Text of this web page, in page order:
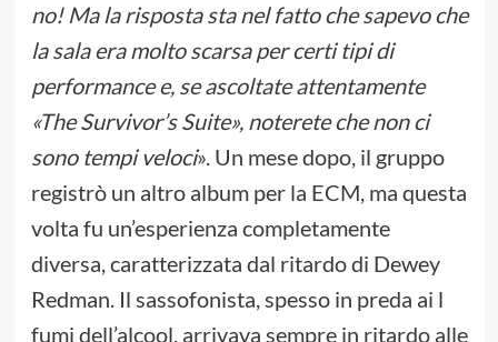
no! Ma la risposta sta nel fatto che sapevo che
la sala era molto scarsa per certi tipi di
performance e, se ascoltate attentamente
«The Survivor’s Suite», noterete che non ci
sono tempi veloci». Un mese dopo, il gruppo
registrò un altro album per la ECM, ma questa
volta fu un’esperienza completamente
diversa, caratterizzata dal ritardo di Dewey
Redman. Il sassofonista, spesso in preda ai l
fumi dell’alcool, arrivava sempre in ritardo alle